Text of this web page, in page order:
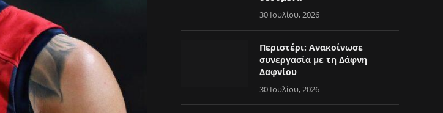
30 Ιουλίου, 2026
Περιστέρι: Ανακοίνωσε
συνεργασία με τη Δάφνη
Δαφνίου
30 Ιουλίου, 2026